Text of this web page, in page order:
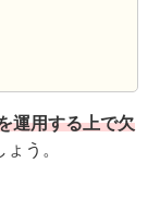
運用する上で欠
う。